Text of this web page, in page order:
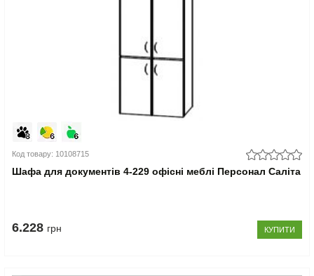
Код товару: 10108715
Шафа для документів 4-229 офісні меблі Персонал Саліта
6.228 грн КУПИТИ